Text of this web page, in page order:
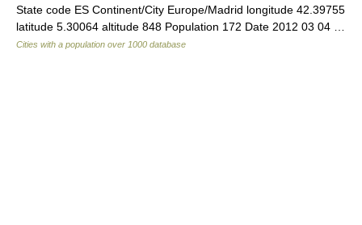
State code ES Continent/City Europe/Madrid longitude 42.39755
latitude 5.30064 altitude 848 Population 172 Date 2012 03 04 …
Cities with a population over 1000 database